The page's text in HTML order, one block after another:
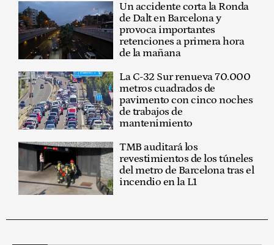
Un accidente corta la Ronda
de Dalt en Barcelona y
provoca importantes
retenciones a primera hora
de la mañana
La C-32 Sur renueva 70.000
metros cuadrados de
pavimento con cinco noches
de trabajos de
mantenimiento
TMB auditará los
revestimientos de los túneles
del metro de Barcelona tras el
incendio en la L1